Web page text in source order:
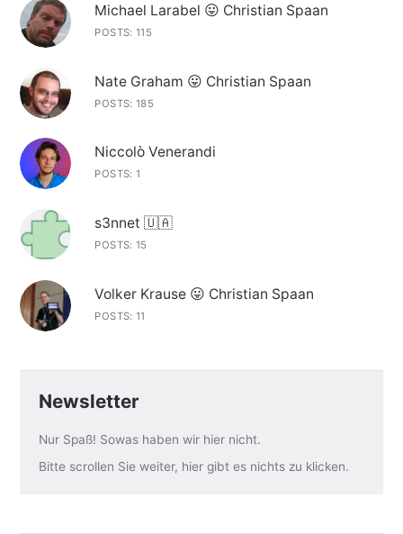
Michael Larabel 😛 Christian Spaan
POSTS: 115
Nate Graham 😛 Christian Spaan
POSTS: 185
Niccolò Venerandi
POSTS: 1
s3nnet 🇺🇦
POSTS: 15
Volker Krause 😛 Christian Spaan
POSTS: 11
Newsletter
Nur Spaß! Sowas haben wir hier nicht.
Bitte scrollen Sie weiter, hier gibt es nichts zu klicken.